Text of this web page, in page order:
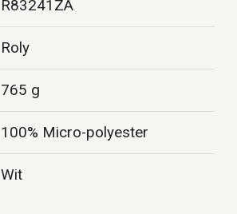
R83241ZA
Roly
765 g
100% Micro-polyester
Wit